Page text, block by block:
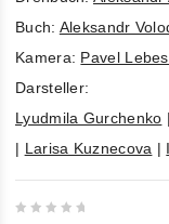
Buch: Aleksandr
Kamera: Pavel
Darsteller:
Lyudmila Gurchenko
| Larisa Kuznecova |